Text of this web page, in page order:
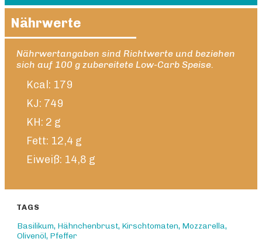
Nährwerte
Nährwertangaben sind Richtwerte und beziehen
sich auf 100 g zubereitete Low-Carb Speise.
Kcal: 179
KJ: 749
KH: 2 g
Fett: 12,4 g
Eiweiß: 14,8 g
TAGS
Basilikum, Hähnchenbrust, Kirschtomaten, Mozzarella,
Olivenöl, Pfeffer